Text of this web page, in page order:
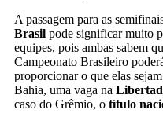
A passagem para as
Brasil pode significar muito
equipes, pois ambas sabem
Campeonato Brasileiro
proporcionar o que elas
Bahia, uma vaga na
caso do Grêmio, o título